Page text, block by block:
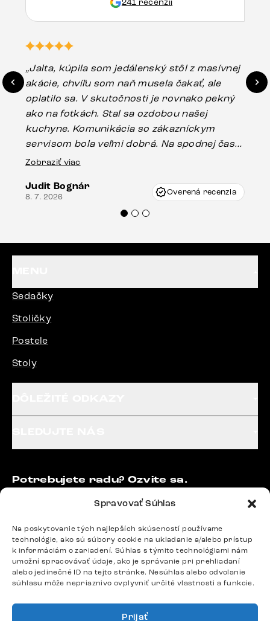
Spravovať Súhlas
Na poskytovanie tých najlepších skúseností používame
technológie, ako sú súbory cookie na ukladanie a/alebo prístup
k informáciám o zariadení. Súhlas s týmito technológiami nám
umožní spracovávať údaje, ako je správanie pri prehliadaní
alebo jedinečné ID na tejto stránke. Nesúhlas alebo odvolanie
súhlasu môže nepriaznivo ovplyvniť určité vlastnosti a funkcie.
Prijať
„Jalta, kúpila som jedálenský stôl z masívnej
akácie, chvíľu som naň musela čakať, ale
oplatilo sa. V skutočnosti je rovnako pekný
ako na fotkách. Stal sa ozdobou našej
kuchyne. Komunikácia so zákazníckym
servisom bola veľmi dobrá. Na spodnej časti
stola bolo malé poškodenie, pravdepodobne
Vincze pri riešení mojej záležitosti pristúpili
veľmi korektne. Odporúčam produkty Delife
Zobraziť viac
Judit Bognár
8. 7. 2026 Overená recenzia
Sedačky
Stoličky
Postele
Stoly
Potrebujete radu? Ozvite sa.
Po – Pia: 9:00 – 17:00
Odpovedáme do 24 hodín.
Google recenzie